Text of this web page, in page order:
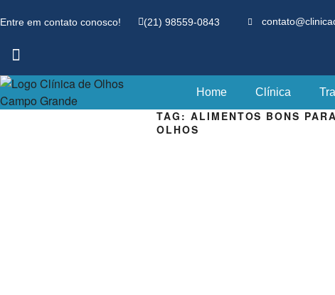
Entre em contato conosco! (21) 98559-0843
Home Clínica
TAG: ALIMENTOS BONS
OLHOS